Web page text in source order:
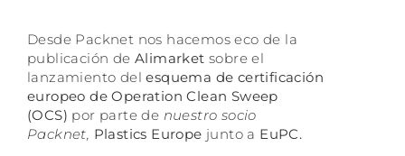
Desde Packnet nos hacemos eco de la
publicación de Alimarket sobre el
lanzamiento delesquema de certificación
europeo de Operation Clean Sweep
(OCS) por parte de nuestro socio
Packnet, Plastics Europe junto a EuPC.